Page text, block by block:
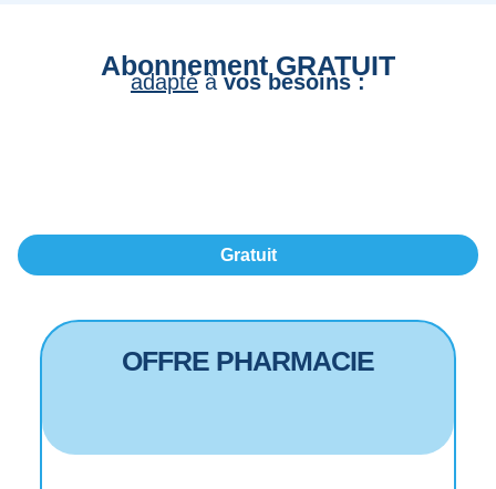
Abonnement GRATUIT
adaptéàvos besoins :
Gratuit
OFFRE PHARMACIE